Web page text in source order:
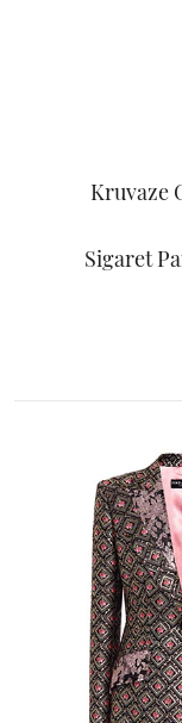
Kruvaze
Sigaret